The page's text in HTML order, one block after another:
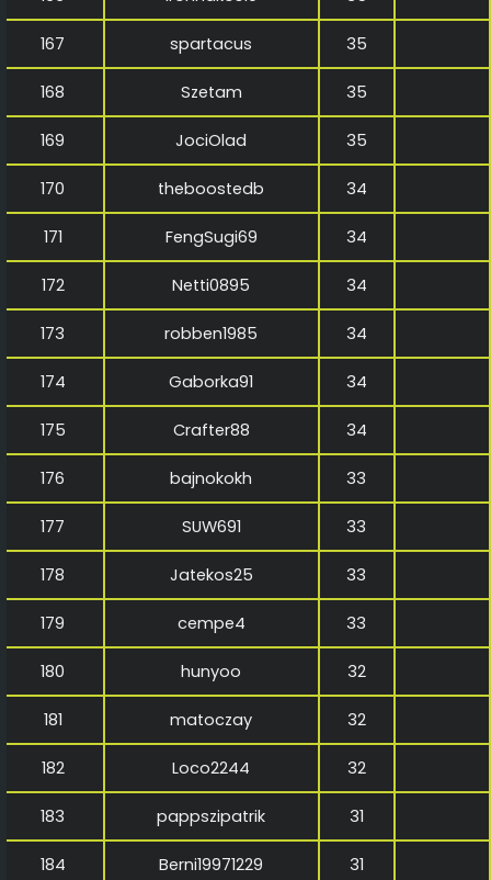
167 spartacus 35
168 Szetam 35
169 JociOlad 35
170 theboostedb 34
171 FengSugi69 34
172 Netti0895 34
173 robben1985 34
174 Gaborka91 34
175 Crafter88 34
176 bajnokokh 33
177 SUW691 33
178 Jatekos25 33
179 cempe4 33
180 hunyoo 32
181 matoczay 32
182 Loco2244 32
183 pappszipatrik 31
184 Berni19971229 31